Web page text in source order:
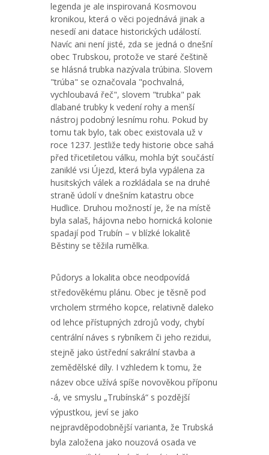
legenda je ale inspirovaná Kosmovou
kronikou, která o věci pojednává jinak a
nesedí ani datace historických událostí.
Navíc ani není jisté, zda se jedná o dnešní
obec Trubskou, protože ve staré češtině
se hlásná trubka nazývala trúbina. Slovem
"trúba" se označovala "pochvalná,
vychloubavá řeč", slovem "trubka" pak
dlabané trubky k vedení rohy a menší
nástroj podobný lesnímu rohu. Pokud by
tomu tak bylo, tak obec existovala už v
roce 1237. Jestliže tedy historie obce sahá
před třicetiletou válku, mohla být součástí
zaniklé vsi Újezd, která byla vypálena za
husitských válek a rozkládala se na druhé
straně údolí v dnešním katastru obce
Hudlice. Druhou možností je, že na místě
byla salaš, hájovna nebo hornická kolonie
spadají pod Trubín – v blízké lokalitě
Běstiny se těžila rumělka.
Půdorys a lokalita obce neodpovídá
středověkému plánu. Obec je těsně pod
vrcholem strmého kopce, relativně daleko
od lehce přístupných zdrojů vody, chybí
centrální náves s rybníkem či jeho rezidui,
stejně jako ústřední sakrální stavba a
zemědělské díly. I vzhledem k tomu, že
název obce užívá spíše novověkou příponu
-á, ve smyslu „Trubínská“ s pozdější
výpustkou, jeví se jako
nejpravděpodobnější varianta, že Trubská
byla založena jako nouzová osada ve